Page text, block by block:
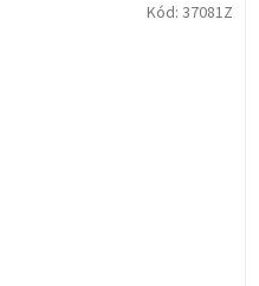
Kód: 37081Z